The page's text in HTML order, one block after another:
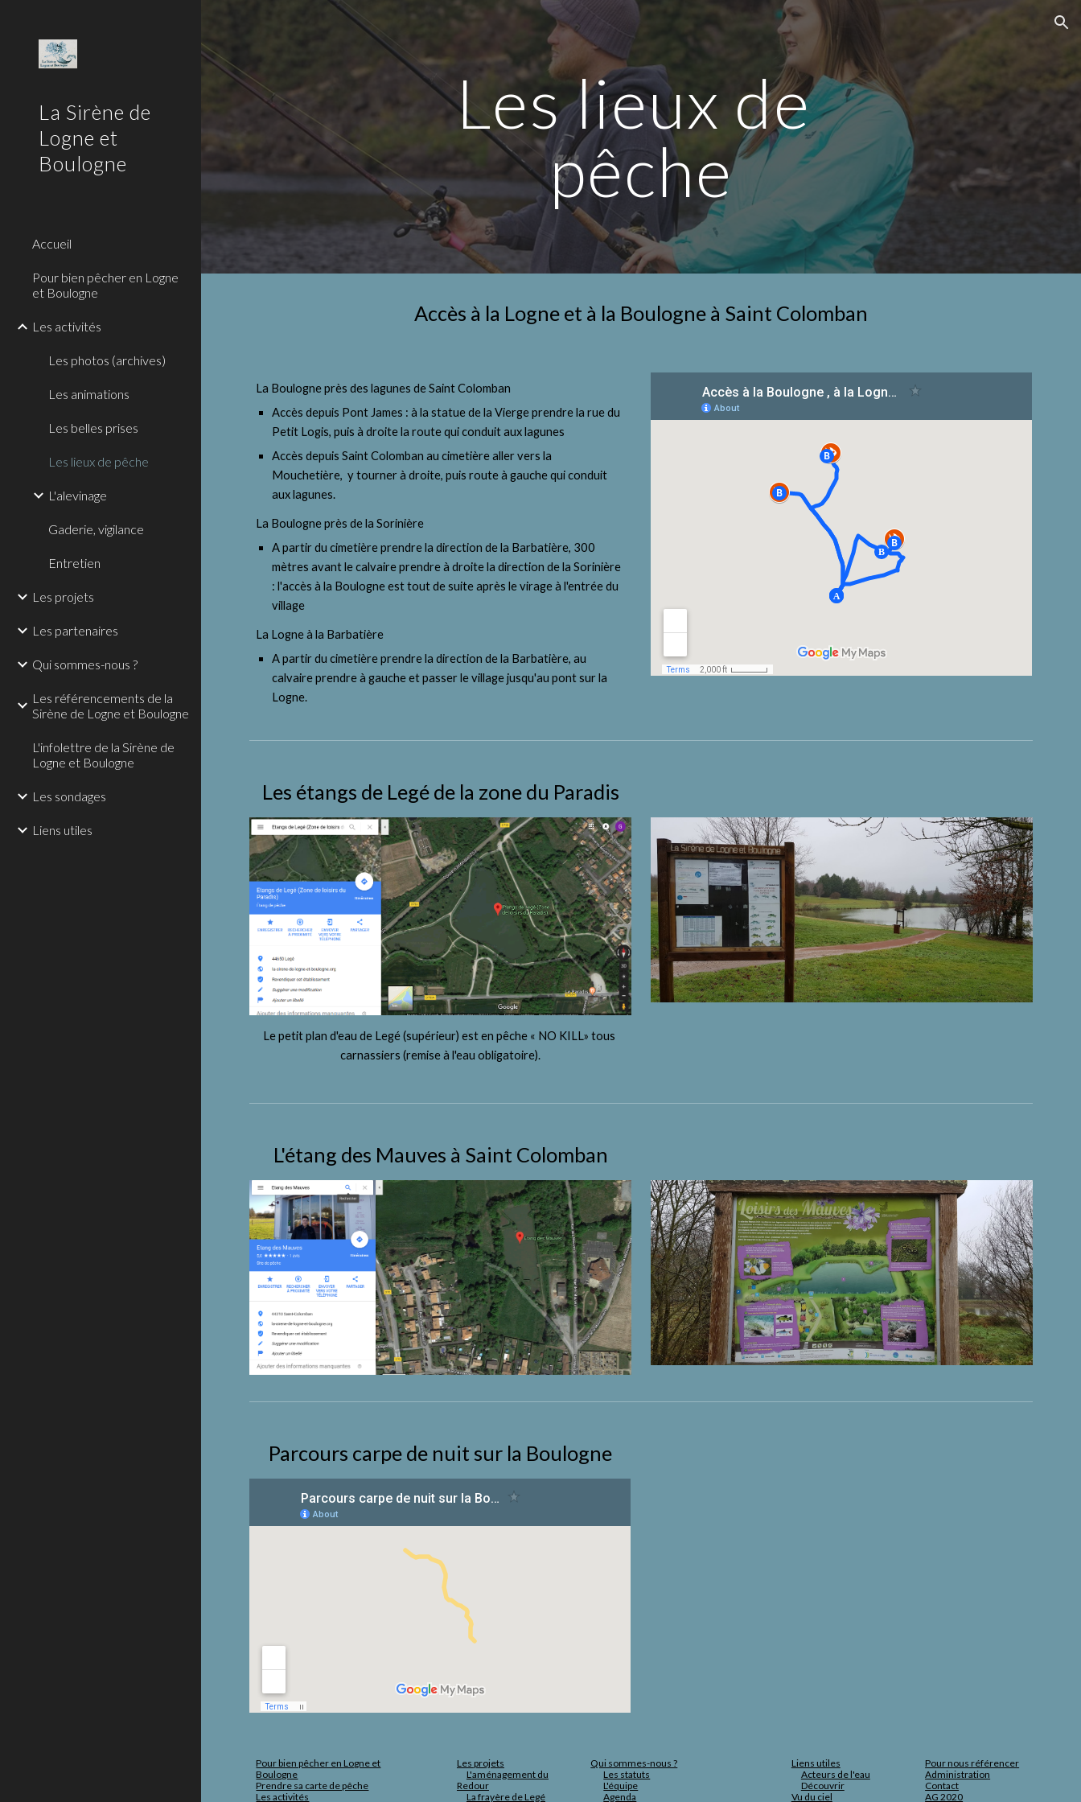
Skip to main content Skip to navigation
La Sirène de
Logne et
Boulogne
Accueil
Pour bien pêcher en Logne
et Boulogne
Les activités
Les photos (archives)
Les animations
Les belles prises
Les lieux de pêche
L'alevinage
Gaderie, vigilance
Entretien
Les projets
Les partenaires
Qui sommes-nous ?
Les référencements de la
Sirène de Logne et Boulogne
L'infolettre de la Sirène de
Logne et Boulogne
Les sondages
Liens utiles
Les lieux de
pêche
Accès à la Logne et à la Boulogne à Saint Colomban
La Boulogne près des lagunes de Saint Colomban
Accès depuis Pont James : à la statue de la Vierge prendre la rue du
Petit Logis, puis à droite la route qui conduit aux lagunes
Accès depuis Saint Colomban au cimetière aller vers la
Mouchetière,  y tourner à droite, puis route à gauche qui conduit
aux lagunes.
La Boulogne près de la Sorinière
A partir du cimetière prendre la direction de la Barbatière, 300
mètres avant le calvaire prendre à droite la direction de la Sorinière
: l'accès à la Boulogne est tout de suite après le virage à l'entrée du
village
La Logne à la Barbatière
A partir du cimetière prendre la direction de la Barbatière, au
calvaire prendre à gauche et passer le village jusqu'au pont sur la
Logne.
Les étangs de Legé de la zone du Paradis
Le petit plan d'eau de Legé (supérieur) est en pêche « NO KILL» tous
carnassiers (remise à l'eau obligatoire).
L'étang des Mauves à Saint Colomban
Parcours carpe de nuit sur la Boulogne
Pour bien pêcher en Logne et
Boulogne
Prendre sa carte de pêche
Les activités
Les projets
L'aménagement du
Redour
La frayère de Legé
Qui sommes-nous ?
Les statuts
L'équipe
Agenda
Liens utiles
Acteurs de l'eau
Découvrir
Vu du ciel
Pour nous référencer
Administration
Contact
AG 2020